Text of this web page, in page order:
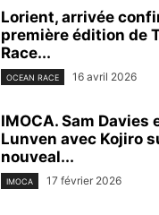
Lorient, arrivée
première édition de
Race...
OCEAN RACE 16 avril 2026
IMOCA. Sam Davies
Lunven avec Kojiro
nouveal...
IMOCA 17 février 2026